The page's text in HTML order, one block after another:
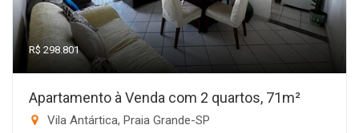
R$ 298.801
Apartamento à Venda com 2 quartos, 71m²
Vila Antártica, Praia Grande-SP